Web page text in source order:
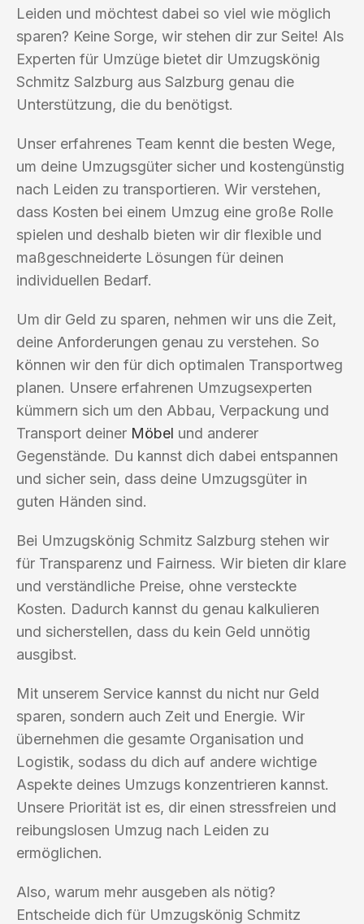
Leiden und möchtest dabei so viel wie möglich
sparen? Keine Sorge, wir stehen dir zur Seite! Als
Experten für Umzüge bietet dir Umzugskönig
Schmitz Salzburg aus Salzburg genau die
Unterstützung, die du benötigst.
Unser erfahrenes Team kennt die besten Wege,
um deine Umzugsgüter sicher und kostengünstig
nach Leiden zu transportieren. Wir verstehen,
dass Kosten bei einem Umzug eine große Rolle
spielen und deshalb bieten wir dir flexible und
maßgeschneiderte Lösungen für deinen
individuellen Bedarf.
Um dir Geld zu sparen, nehmen wir uns die Zeit,
deine Anforderungen genau zu verstehen. So
können wir den für dich optimalen Transportweg
planen. Unsere erfahrenen Umzugsexperten
kümmern sich um den Abbau, Verpackung und
Transport deiner Möbel und anderer
Gegenstände. Du kannst dich dabei entspannen
und sicher sein, dass deine Umzugsgüter in
guten Händen sind.
Bei Umzugskönig Schmitz Salzburg stehen wir
für Transparenz und Fairness. Wir bieten dir klare
und verständliche Preise, ohne versteckte
Kosten. Dadurch kannst du genau kalkulieren
und sicherstellen, dass du kein Geld unnötig
ausgibst.
Mit unserem Service kannst du nicht nur Geld
sparen, sondern auch Zeit und Energie. Wir
übernehmen die gesamte Organisation und
Logistik, sodass du dich auf andere wichtige
Aspekte deines Umzugs konzentrieren kannst.
Unsere Priorität ist es, dir einen stressfreien und
reibungslosen Umzug nach Leiden zu
ermöglichen.
Also, warum mehr ausgeben als nötig?
Entscheide dich für Umzugskönig Schmitz